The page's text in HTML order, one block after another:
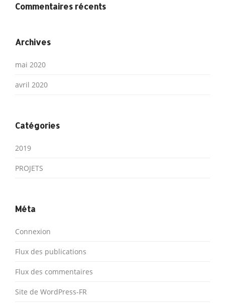
Commentaires récents
Archives
mai 2020
avril 2020
Catégories
2019
PROJETS
Méta
Connexion
Flux des publications
Flux des commentaires
Site de WordPress-FR